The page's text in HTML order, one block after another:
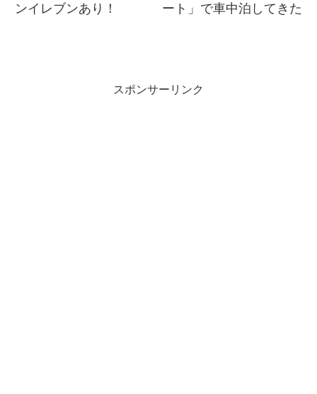
ンイレブンあり！
ート」で車中泊してきた
スポンサーリンク